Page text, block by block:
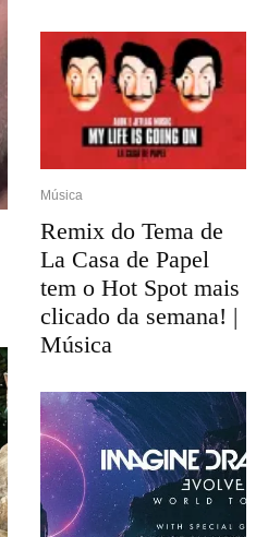
Música
Remix do Tema de
La Casa de Papel
tem o Hot Spot mais
clicado da semana! |
Música